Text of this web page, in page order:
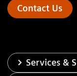
Contact Us
Services &